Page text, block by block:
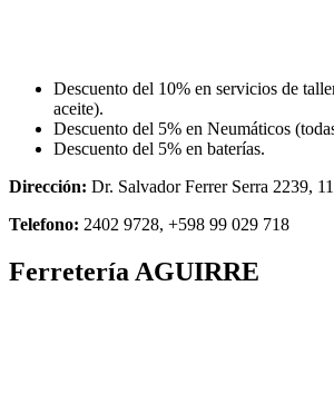
Descuento del 10% en servicios de
aceite).
Descuento del 5% en Neumáticos
Descuento del 5% en baterías.
Dirección: Dr. Salvador Ferrer Serra 2239,
Telefono: 2402 9728, +598 99 029 718
Ferretería AGUIRRE